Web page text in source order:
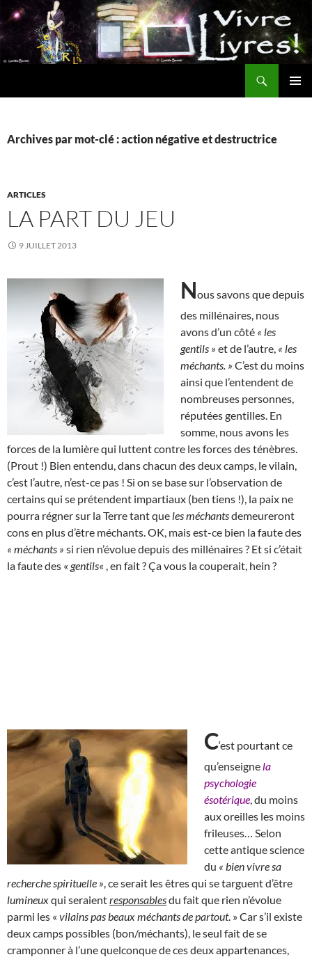
Aller
au
contenu
Archives par mot-clé : action négative et destructrice
ARTICLES
LA PART DU JEU
9 JUILLET 2013
Nous savons que depuis
des millénaires, nous
avons d’un côté « les
gentils » et de l’autre, « les
méchants. » C’est du moins
ainsi que l’entendent de
nombreuses personnes,
réputées gentilles. En
somme, nous avons les
forces de la lumière qui luttent contre les forces des ténèbres.
(Prout !) Bien entendu, dans chacun des deux camps, le vilain,
c’est l’autre, n’est-ce pas ! Si on se base sur l’observation de
certains qui se prétendent impartiaux (ben tiens !), la paix ne
pourra régner sur la Terre tant que les méchantsdemeureront
cons en plus d’être méchants. OK, mais est-ce bien la faute des
« méchants » si rien n’évolue depuis des millénaires ? Et si c’était
la faute des « gentils« , en fait ? Ça vous la couperait, hein ?
C‘est pourtant ce
qu’enseigne la
psychologie
ésotérique , du moins
aux oreilles les moins
frileuses… Selon
cette antique science
du « bien vivre sa
recherche spirituelle » , ce serait les êtres qui se targuent d’être
lumineuxqui seraientresponsablesdu fait que rien n’évolue
parmi les « vilains pas beaux méchants de partout. » Car s’il existe
deux camps possibles (bon/méchants), le seul fait de se
cramponner à l’une quelconque de ces deux appartenances,